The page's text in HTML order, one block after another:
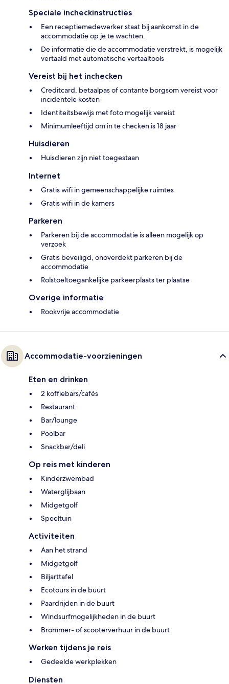
Speciale incheckinstructies
Een receptiemedewerker staat bij aankomst in de
accommodatie op je te wachten.
De informatie die de accommodatie verstrekt, is mogelijk
vertaald met automatische vertaaltools
Vereist bij het inchecken
Creditcard, betaalpas of contante borgsom vereist voor
incidentele kosten
Identiteitsbewijs met foto mogelijk vereist
Minimumleeftijd om in te checken is 18 jaar
Huisdieren
Huisdieren zijn niet toegestaan
Internet
Gratis wifi in gemeenschappelijke ruimtes
Gratis wifi in de kamers
Parkeren
Parkeren bij de accommodatie is alleen mogelijk op
verzoek
Gratis beveiligd, onoverdekt parkeren bij de
accommodatie
Rolstoeltoegankelijke parkeerplaats ter plaatse
Overige informatie
Rookvrije accommodatie
Accommodatie-voorzieningen
Eten en drinken
2 koffiebars/cafés
Restaurant
Bar/lounge
Poolbar
Snackbar/deli
Op reis met kinderen
Kinderzwembad
Waterglijbaan
Midgetgolf
Speeltuin
Activiteiten
Aan het strand
Midgetgolf
Biljarttafel
Ecotours in de buurt
Paardrijden in de buurt
Windsurfmogelijkheden in de buurt
Brommer- of scooterverhuur in de buurt
Werken tijdens je reis
Gedeelde werkplekken
Diensten